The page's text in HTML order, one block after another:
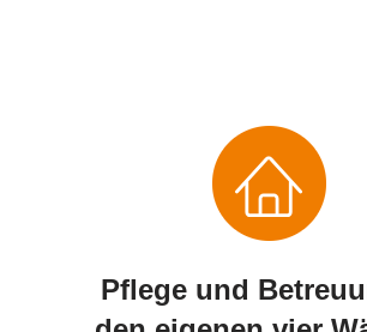
Pflege und